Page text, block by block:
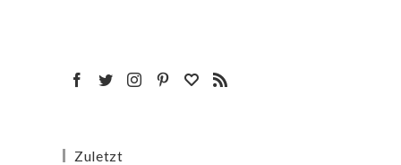
Zuletzt